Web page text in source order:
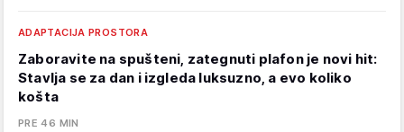
ADAPTACIJA PROSTORA
Zaboravite na spušteni, zategnuti plafon je novi hit:
Stavlja se za dan i izgleda luksuzno, a evo koliko
košta
PRE 46 MIN